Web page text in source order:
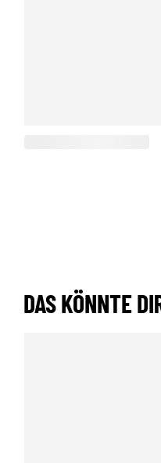
DAS KÖNNTE